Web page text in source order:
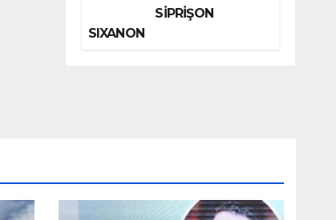
SİPRİŞON
SIXANON